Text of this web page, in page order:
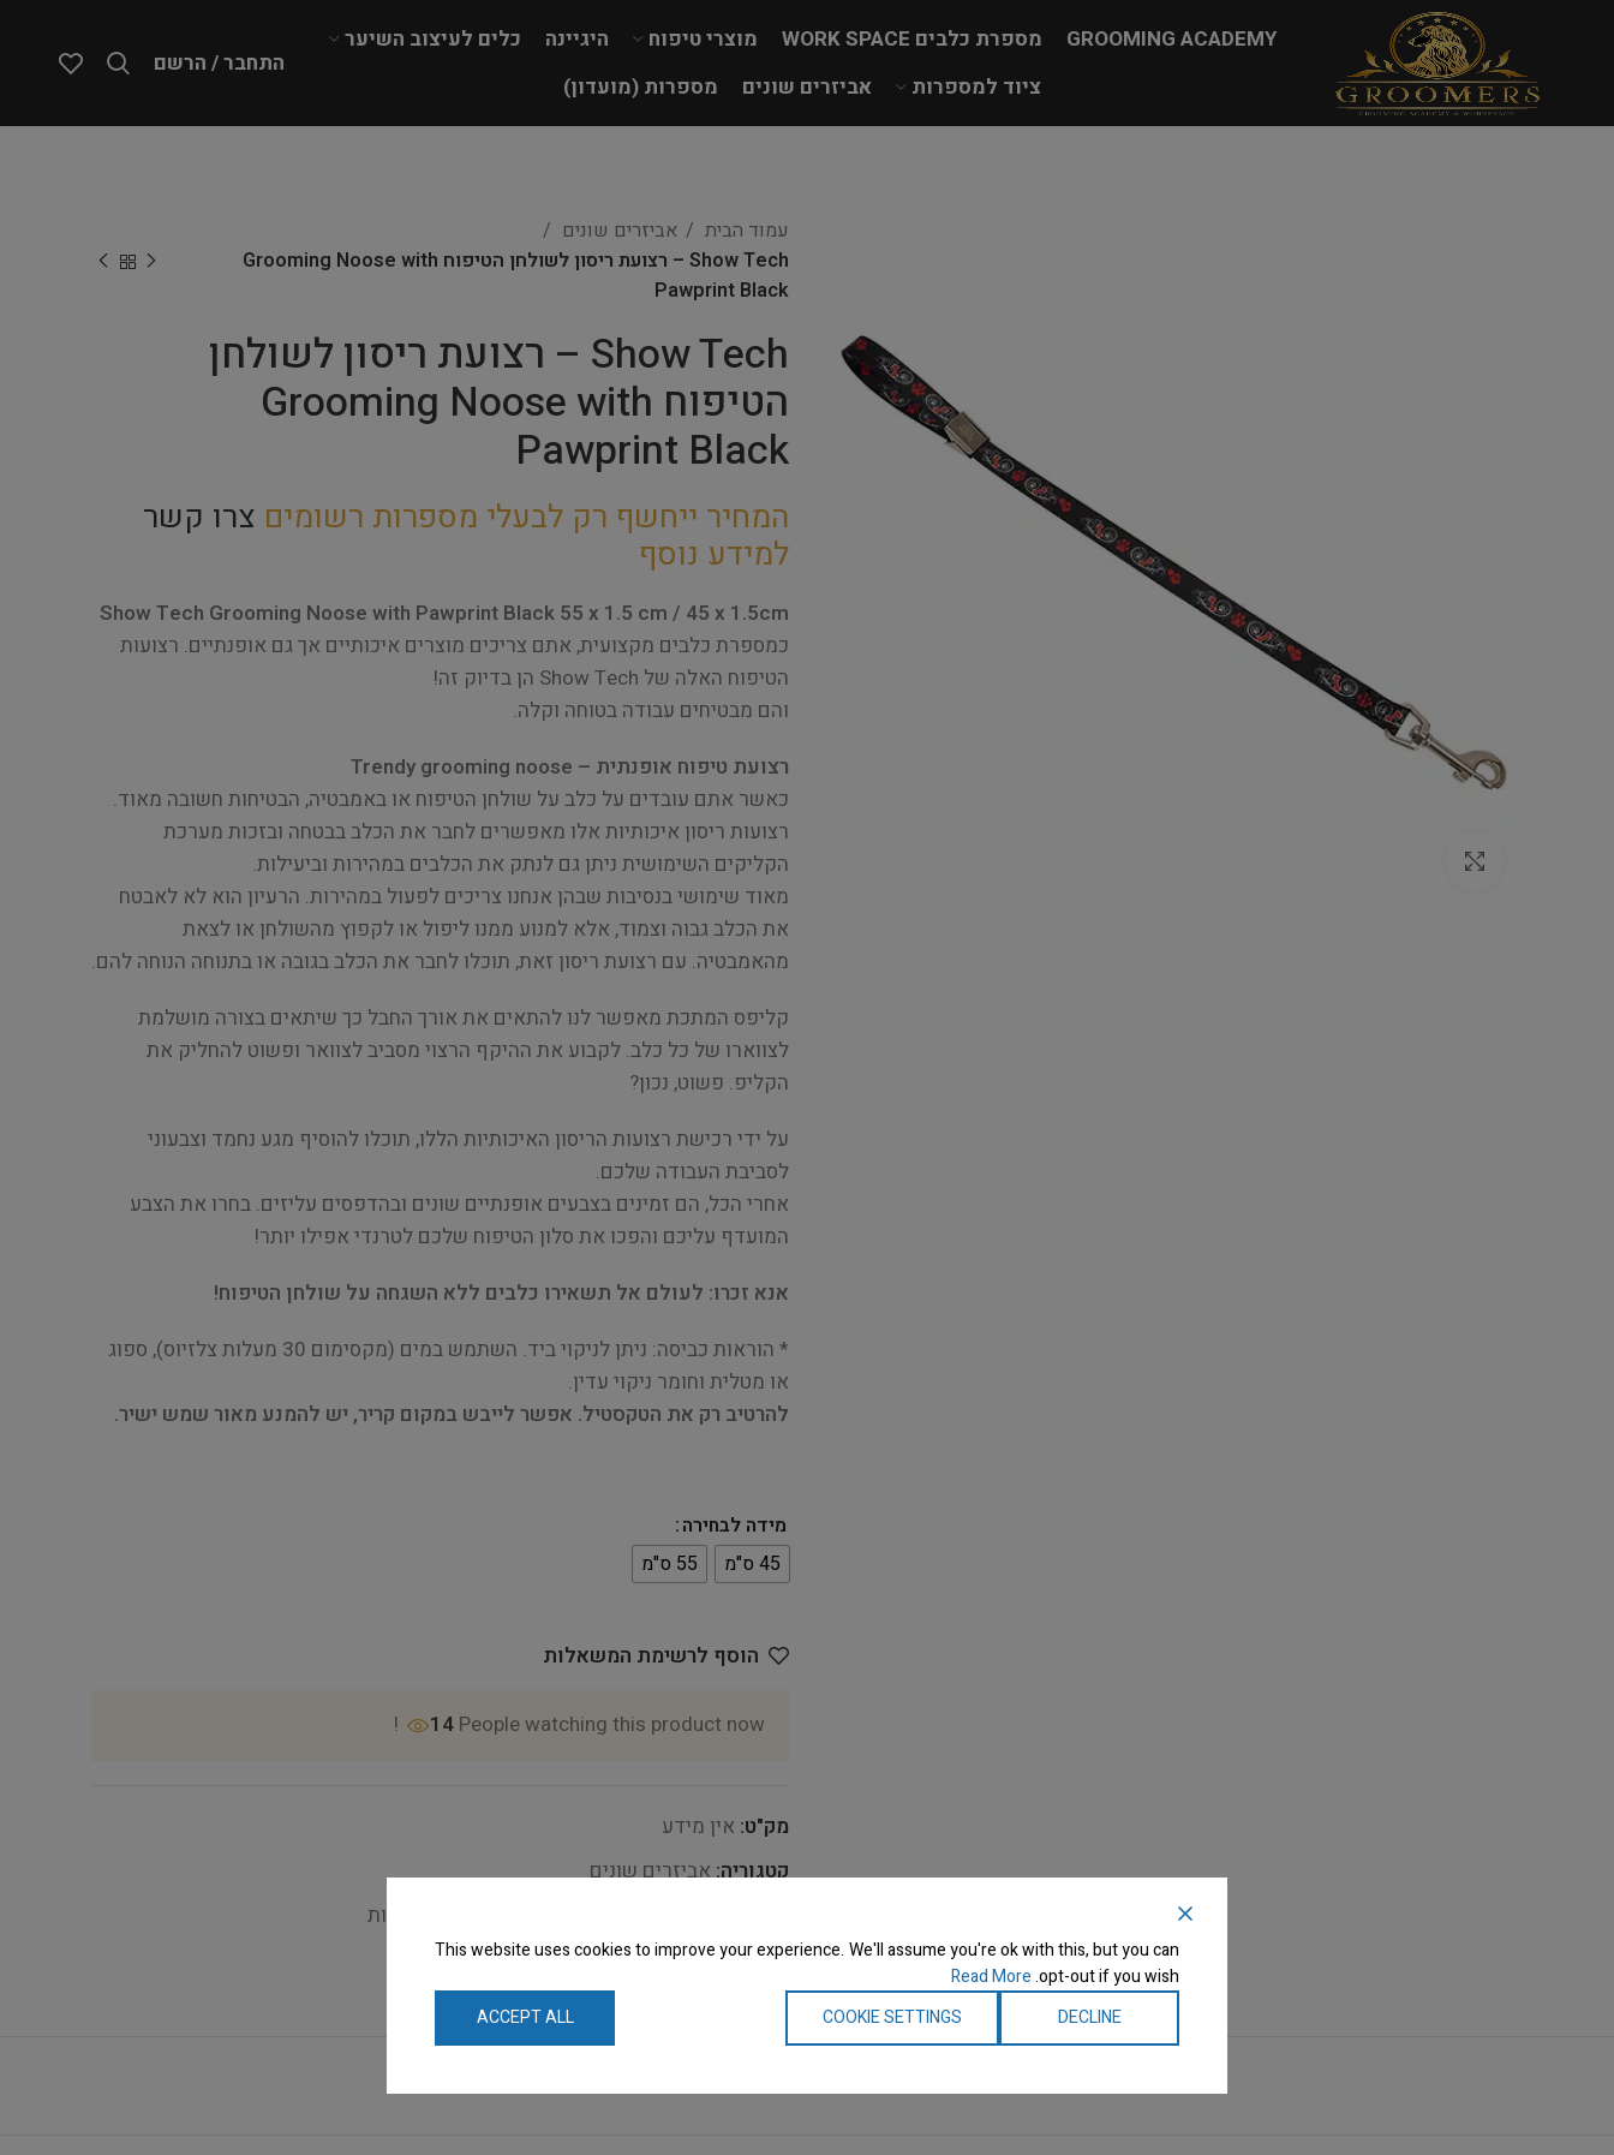
GROOMING ACADEMY מספרת כלבים WORK SPACE מוצרי טיפוח היגיינה
כלים לעיצוב השיער
ציוד למספרות
אביזרים שונים מספרות (מועדון)
התחבר / הרשם
עמוד הבית
אביזרים שונים
Show Tech – רצועת ריסון לשולחן הטיפוח Grooming Noose with
Pawprint Black
Show Tech – רצועת ריסון לשולחן
הטיפוח Grooming Noose with
Pawprint Black
המחיר ייחשף רק לבעלי מספרות רשומים צרו קשר
למידע נוסף
Show Tech Grooming Noose with Pawprint Black 55 x 1.5 cm / 45 x 1.5cm
כמספרת כלבים מקצועית, אתם צריכים מוצרים איכותיים אך גם אופנתיים. רצועות
הטיפוח האלה של Show Tech הן בדיוק זה!
והם מבטיחים עבודה בטוחה וקלה.
רצועת טיפוח אופנתית – Trendy grooming noose
כאשר אתם עובדים על כלב על שולחן הטיפוח או באמבטיה, הבטיחות חשובה מאוד.
רצועות ריסון איכותיות אלו מאפשרים לחבר את הכלב בבטחה ובזכות מערכת
הקליקים השימושית ניתן גם לנתק את הכלבים במהירות וביעילות.
מאוד שימושי בנסיבות שבהן אנחנו צריכים לפעול במהירות. הרעיון הוא לא לאבטח
את הכלב גבוה וצמוד, אלא למנוע ממנו ליפול או לקפוץ מהשולחן או לצאת
מהאמבטיה. עם רצועת ריסון זאת, תוכלו לחבר את הכלב בגובה או בתנוחה הנוחה להם.
קליפס המתכת מאפשר לנו להתאים את אורך החבל כך שיתאים בצורה מושלמת
לצווארו של כל כלב. לקבוע את ההיקף הרצוי מסביב לצוואר ופשוט להחליק את
הקליפ. פשוט, נכון?
על ידי רכישת רצועות הריסון האיכותיות הללו, תוכלו להוסיף מגע נחמד וצבעוני
לסביבת העבודה שלכם.
אחרי הכל, הם זמינים בצבעים אופנתיים שונים ובהדפסים עליזים. בחרו את הצבע
המועדף עליכם והפכו את סלון הטיפוח שלכם לטרנדי אפילו יותר!
אנא זכרו: לעולם אל תשאירו כלבים ללא השגחה על שולחן הטיפוח!
* הוראות כביסה: ניתן לניקוי ביד. השתמש במים (מקסימום 30 מעלות צלזיוס), ספוג
או מטלית וחומר ניקוי עדין.
להרטיב רק את הטקסטיל. אפשר לייבש במקום קריר, יש להמנע מאור שמש ישיר.
מידה לבחירה
45 ס"מ
55 ס"מ
הוסף לרשימת המשאלות
14 People watching this product now!
מק"ט: אין מידע
קטגוריה:אביזרים שונים
ציוד למספרות
Share:
This website uses cookies to improve your experience. We'll assume you're ok with this, but you can
opt-out if you wish.
Read More
DECLINE
COOKIE SETTINGS
ACCEPT ALL